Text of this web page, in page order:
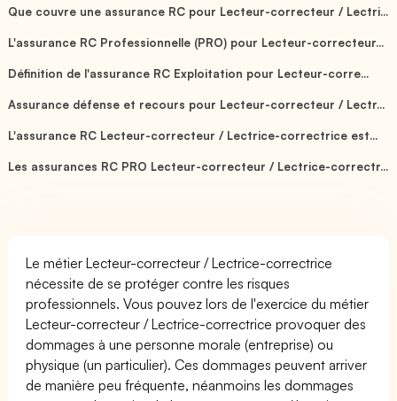
Que couvre une assurance RC pour Lecteur-correcteur / Lectri...
L'assurance RC Professionnelle (PRO) pour Lecteur-correcteur...
Définition de l'assurance RC Exploitation pour Lecteur-corre...
Assurance défense et recours pour Lecteur-correcteur / Lectr...
L'assurance RC Lecteur-correcteur / Lectrice-correctrice est...
Les assurances RC PRO Lecteur-correcteur / Lectrice-correctr...
Le métier Lecteur-correcteur / Lectrice-correctrice
nécessite de se protéger contre les risques
professionnels. Vous pouvez lors de l'exercice du métier
Lecteur-correcteur / Lectrice-correctrice provoquer des
dommages à une personne morale (entreprise) ou
physique (un particulier). Ces dommages peuvent arriver
de manière peu fréquente, néanmoins les dommages